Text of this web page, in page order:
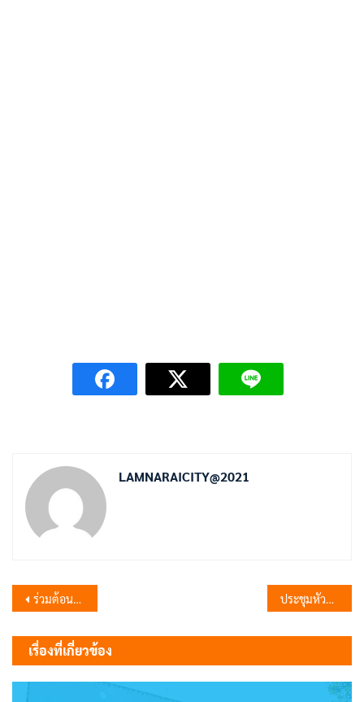
LAMNARAICITY@2021
แนะแนว
เรื่อง
ร่วมต้อนรับคณะอัญเชิญคนโทน้ำพระพุทธมนต์ศักดิ์สิทธิ์ ประชุมหัวหน้าส่วนเทศบาล
เรื่องที่เกี่ยวข้อง